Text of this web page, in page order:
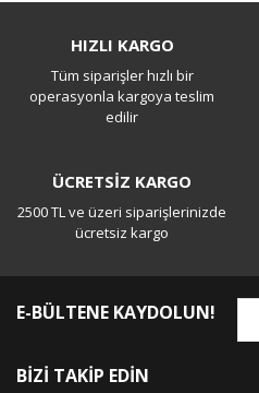
HIZLI KARGO
Tüm siparişler hızlı bir
operasyonla kargoya teslim
edilir
ÜCRETSİZ KARGO
2500 TL ve üzeri siparişlerinizde
ücretsiz kargo
E-BÜLTENE KAYDOLUN!
BİZİ TAKİP EDİN